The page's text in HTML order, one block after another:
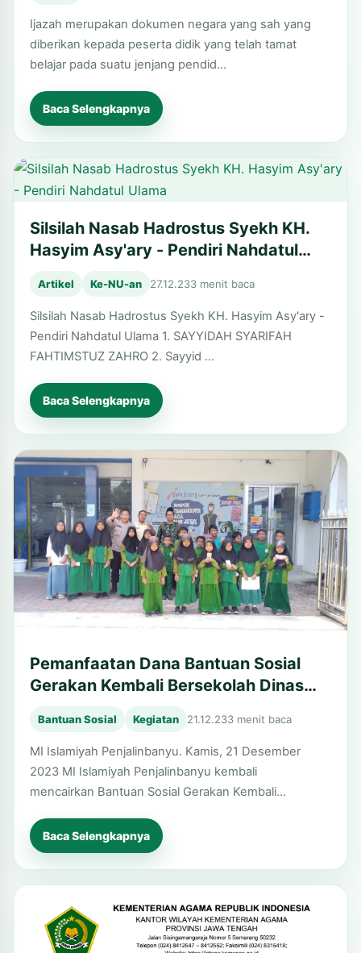
Ijazah merupakan dokumen negara yang sah yang
diberikan kepada peserta didik yang telah tamat
belajar pada suatu jenjang pendid…
Baca Selengkapnya
Silsilah Nasab Hadrostus Syekh KH.
Hasyim Asy'ary - Pendiri Nahdatul
Artikel Ke-NU-an 27.12.233 menit baca
Silsilah Nasab Hadrostus Syekh KH. Hasyim Asy'ary -
Pendiri Nahdatul Ulama 1. SAYYIDAH SYARIFAH
FAHTIMSTUZ ZAHRO 2. Sayyid …
Baca Selengkapnya
Pemanfaatan Dana Bantuan Sosial
Gerakan Kembali Bersekolah Dinas
Kabupaten Brebes
Bantuan Sosial Kegiatan 21.12.233 menit baca
MI Islamiyah Penjalinbanyu. Kamis, 21 Desember
2023 MI Islamiyah Penjalinbanyu kembali
mencairkan Bantuan Sosial Gerakan Kembali…
Baca Selengkapnya